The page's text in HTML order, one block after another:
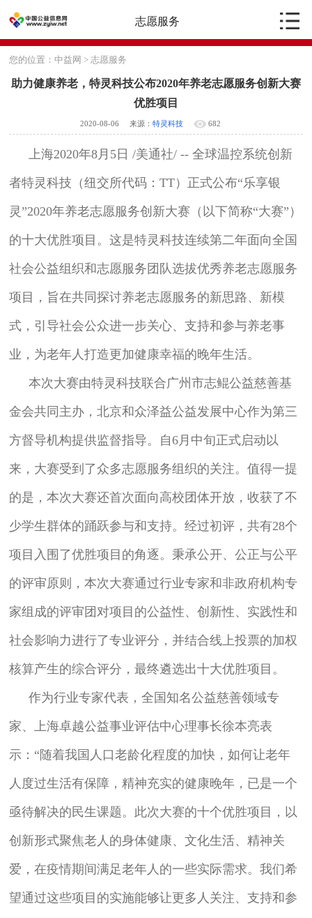
志愿服务
您的位置：中益网 >志愿服务
助力健康养老，特灵科技公布2020年养老志愿服务创新大赛
优胜项目
2020-08-06 来源：特灵科技 682
上海2020年8月5日 /美通社/ -- 全球温控系统创新
者特灵科技（纽交所代码：TT）正式公布“乐享银
灵”2020年养老志愿服务创新大赛（以下简称“大赛”）
的十大优胜项目。这是特灵科技连续第二年面向全国
社会公益组织和志愿服务团队选拔优秀养老志愿服务
项目，旨在共同探讨养老志愿服务的新思路、新模
式，引导社会公众进一步关心、支持和参与养老事
业，为老年人打造更加健康幸福的晚年生活。
本次大赛由特灵科技联合广州市志鲲公益慈善基
金会共同主办，北京和众泽益公益发展中心作为第三
方督导机构提供监督指导。自6月中旬正式启动以
来，大赛受到了众多志愿服务组织的关注。值得一提
的是，本次大赛还首次面向高校团体开放，收获了不
少学生群体的踊跃参与和支持。经过初评，共有28个
项目入围了优胜项目的角逐。秉承公开、公正与公平
的评审原则，本次大赛通过行业专家和非政府机构专
家组成的评审团对项目的公益性、创新性、实践性和
社会影响力进行了专业评分，并结合线上投票的加权
核算产生的综合评分，最终遴选出十大优胜项目。
作为行业专家代表，全国知名公益慈善领域专
家、上海卓越公益事业评估中心理事长徐本亮表
示：“随着我国人口老龄化程度的加快，如何让老年
人度过生活有保障，精神充实的健康晚年，已是一个
亟待解决的民生课题。此次大赛的十个优胜项目，以
创新形式聚焦老人的身体健康、文化生活、精神关
爱，在疫情期间满足老年人的一些实际需求。我们希
望通过这些项目的实施能够让更多人关注、支持和参